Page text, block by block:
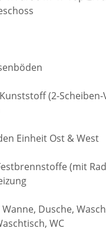
(2-Scheiben-
Einheit Ost & West
(mit
Dusche,
WC